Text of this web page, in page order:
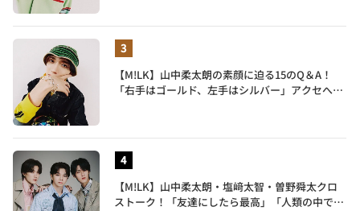
【M!LK】山中柔太朗の素顔に迫る15のQ＆A！
「右手はゴールド、左手はシルバー」アクセへの
【M!LK】山中柔太朗・塩﨑太智・曽野舜太クロ
ストーク！「友達にしたら最高」「人類の中で桁